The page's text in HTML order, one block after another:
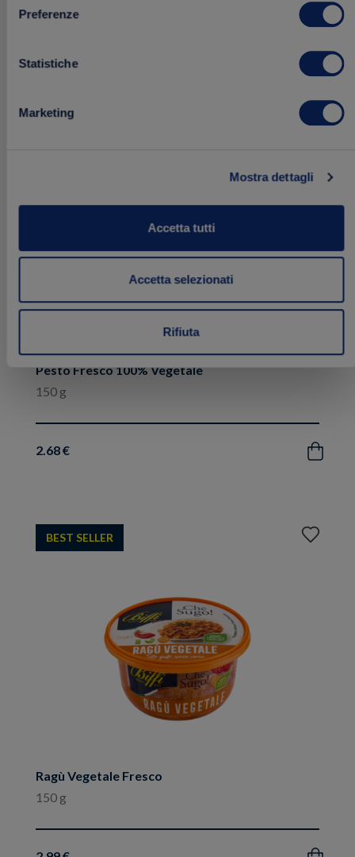
Preferenze
Statistiche
Marketing
Mostra dettagli
Accetta tutti
Accetta selezionati
Rifiuta
Pesto Fresco 100% Vegetale
150 g
2.68 € Acquista
Aggiungi
Ragù Vegetale Fresco
150 g
BEST SELLER
Aggiungi